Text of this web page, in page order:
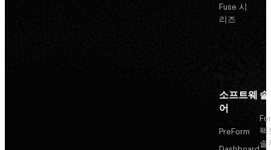
Fuse 시
리즈
소프트웨
어
PreForm
팩
솔